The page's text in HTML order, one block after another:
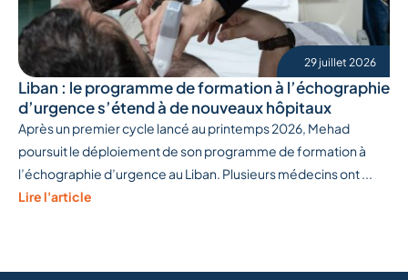
29 juillet 2026
Liban : le programme de formation à l’échographie
d’urgence s’étend à de nouveaux hôpitaux
Après un premier cycle lancé au printemps 2026, Mehad
poursuit le déploiement de son programme de formation à
l’échographie d’urgence au Liban. Plusieurs médecins ont ...
Lire l'article